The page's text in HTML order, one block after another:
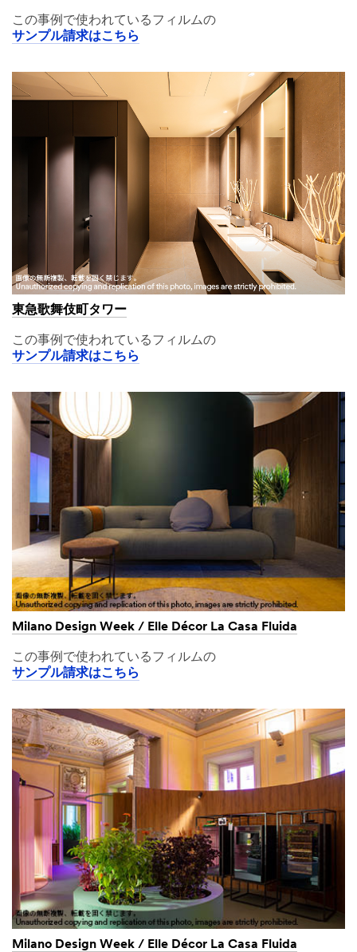
この事例で使われているフィルムの
サンプル請求はこちら
東急歌舞伎町タワー
この事例で使われているフィルムの
サンプル請求はこちら
Milano Design Week / Elle Décor La Casa Fluida
この事例で使われているフィルムの
サンプル請求はこちら
Milano Design Week / Elle Décor La Casa Fluida